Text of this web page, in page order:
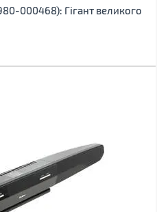
000468): Гігант великого